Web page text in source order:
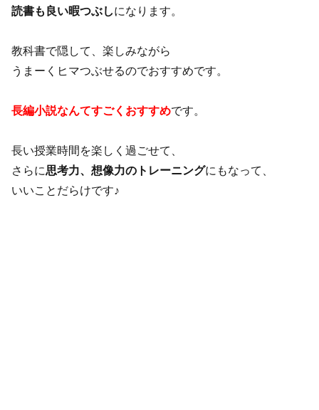
読書も良い暇つぶしになります。
教科書で隠して、楽しみながら
うまーくヒマつぶせるのでおすすめです。
長編小説なんてすごくおすすめです。
長い授業時間を楽しく過ごせて、
さらに思考力、想像力のトレーニングにもなって、
いいことだらけです♪